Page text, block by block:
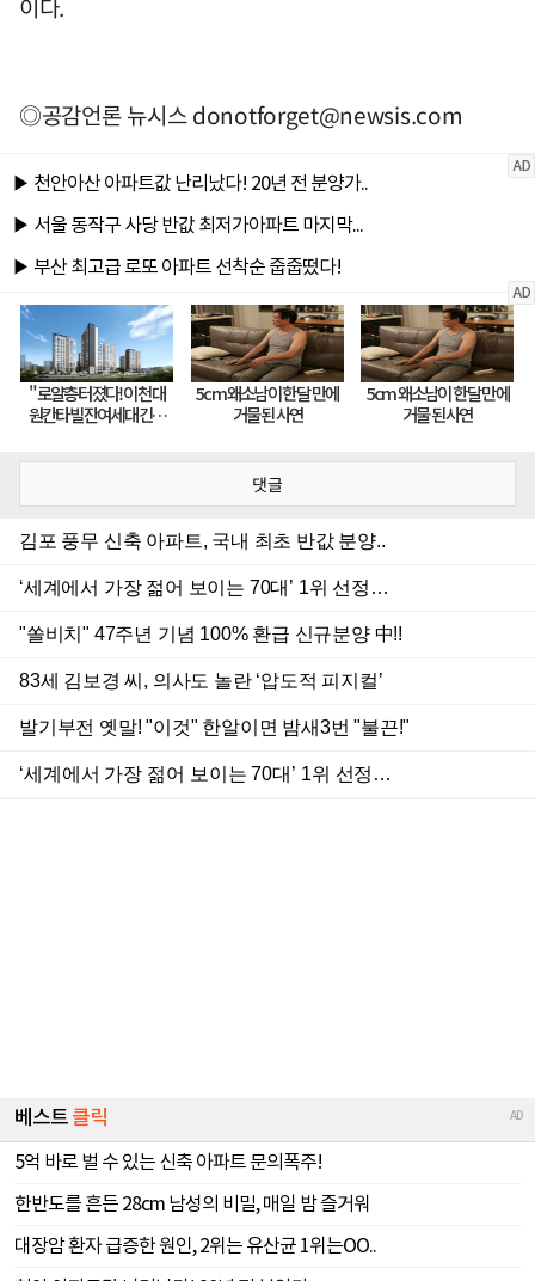
이다.
◎공감언론 뉴시스donotforget@newsis.com
댓글